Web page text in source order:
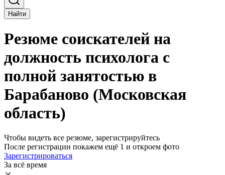
Найти
Резюме соискателей на
должность психолога с
полной занятостью в
Барабаново (Московская
область)
Чтобы видеть все резюме, зарегистрируйтесь
После регистрации покажем ещё 1 и откроем фото
Зарегистрироваться
За всё время